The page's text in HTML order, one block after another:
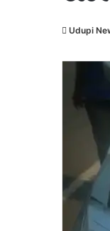
Udupi